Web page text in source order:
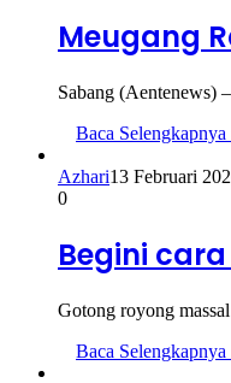
Meugang
Sabang (Aentenews)
Baca Selengkapnya
Azhari13 Februari
0
Begini
Gotong royong
Baca Selengkapnya